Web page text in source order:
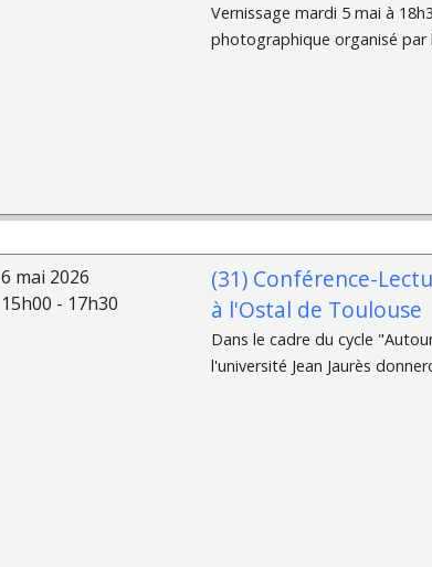
Vernissage mardi 5 mai à
photographique organisé par
6 mai 2026
15h00 - 17h30
(31) Conférence-
à l'Ostal de Toulouse
Dans le cadre du cycle
l'université Jean Jaurès